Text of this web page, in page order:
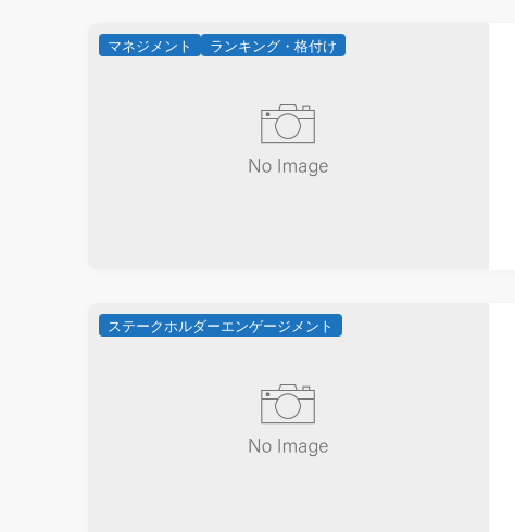
マネジメント ランキング・格付け
ステークホルダーエンゲージメント